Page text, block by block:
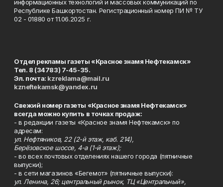
информационных технологий и массовых коммуникаций по
Республике Башкортостан. Регистрационный номер ПИ № ТУ
02 - 01880 от 11.06.2025 г.
Отдел рекламы газеты «Красное знамя Нефтекамск»
Тел. 8 (34783) 7-45-35.
Эл. почта: kzreklama@mail.ru
kzneftekamsk@yandex.ru
Свежий номер газеты «Красное знамя Нефтекамск»
всегда можно купить в точках продаж:
- в редакции газеты «Красное знамя Нефтекамск» по
адресам:
ул. Нефтяников, 22 (2-й этаж, каб. 214),
Берёзовское шоссе, 4-а (1-й этаж);
- во всех почтовых отделениях нашего города (пятничные
выпуски);
- в сети магазинов «Бегемот» (пятничные выпуски):
ул. Ленина, 26; центральный рынок, ТЦ «Центральный»,